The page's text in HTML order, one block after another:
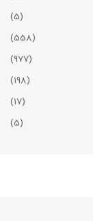
(5)
(558)
(977)
(198)
(17)
(5)